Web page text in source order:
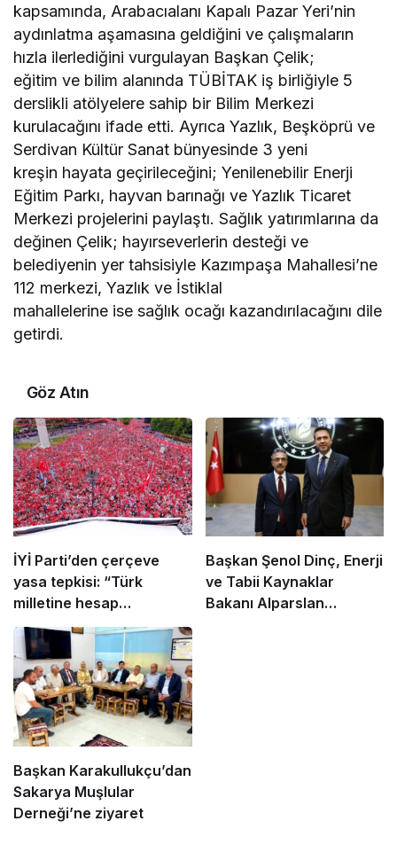
kapsamında, Arabacıalanı Kapalı Pazar Yeri’nin
aydınlatma aşamasına geldiğini ve çalışmaların
hızla ilerlediğini vurgulayan Başkan Çelik;
eğitim ve bilim alanında TÜBİTAK iş birliğiyle 5
derslikli atölyelere sahip bir Bilim Merkezi
kurulacağını ifade etti. Ayrıca Yazlık, Beşköprü ve
Serdivan Kültür Sanat bünyesinde 3 yeni
kreşin hayata geçirileceğini; Yenilenebilir Enerji
Eğitim Parkı, hayvan barınağı ve Yazlık Ticaret
Merkezi projelerini paylaştı. Sağlık yatırımlarına da
değinen Çelik; hayırseverlerin desteği ve
belediyenin yer tahsisiyle Kazımpaşa Mahallesi’ne
112 merkezi, Yazlık ve İstiklal
mahallelerine ise sağlık ocağı kazandırılacağını dile
getirdi.
Göz Atın
İYİ Parti’den çerçeve
yasa tepkisi: “Türk
milletine hesap
vereceksiniz”
Başkan Şenol Dinç, Enerji
ve Tabii Kaynaklar
Bakanı Alparslan
Başkan Karakullukçu’dan
Sakarya Muşlular
Derneği’ne ziyaret